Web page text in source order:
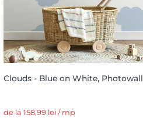
Clouds - Blue on White, Photowall
de la 158,99 lei / mp